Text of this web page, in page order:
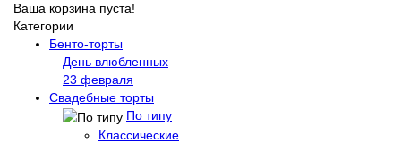
Ваша корзина пуста!
Категории
Бенто-торты
День влюбленных
23 февраля
Свадебные торты
По типу
Классические